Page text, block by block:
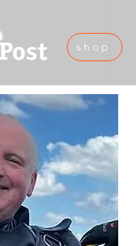
shop